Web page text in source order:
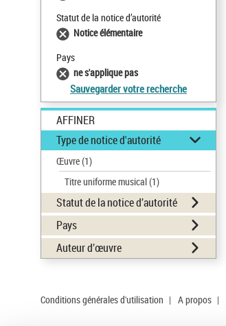
Statut de la notice d’autorité
Notice élémentaire
Pays
ne s'applique pas
Sauvegarder votre recherche
AFFINER
Type de notice d'autorité
Œuvre(1)
Titre uniforme musical(1)
Statut de la notice d’autorité
Pays
Auteur d’œuvre
Conditions générales d'utilisation | A propos |